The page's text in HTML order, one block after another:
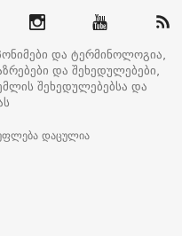
და ტერმინოლოგია,
და შეხედულებები,
შეხედულებებსა და
დაცულია